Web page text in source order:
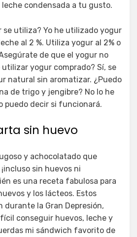
condensada a tu gusto.
se utiliza? Yo he utilizado yogur
al 2 %. Utiliza yogur al 2% o
de que el yogur no
yogur comprado? Sí, se
natural sin aromatizar. ¿Puedo
de trigo y jengibre? No lo he
puedo decir si funcionará.
sin huevo
y achocolatado que
sin huevos ni
es una receta fabulosa para
y los lácteos. Estos
durante la Gran Depresión,
conseguir huevos, leche y
mi sándwich favorito de